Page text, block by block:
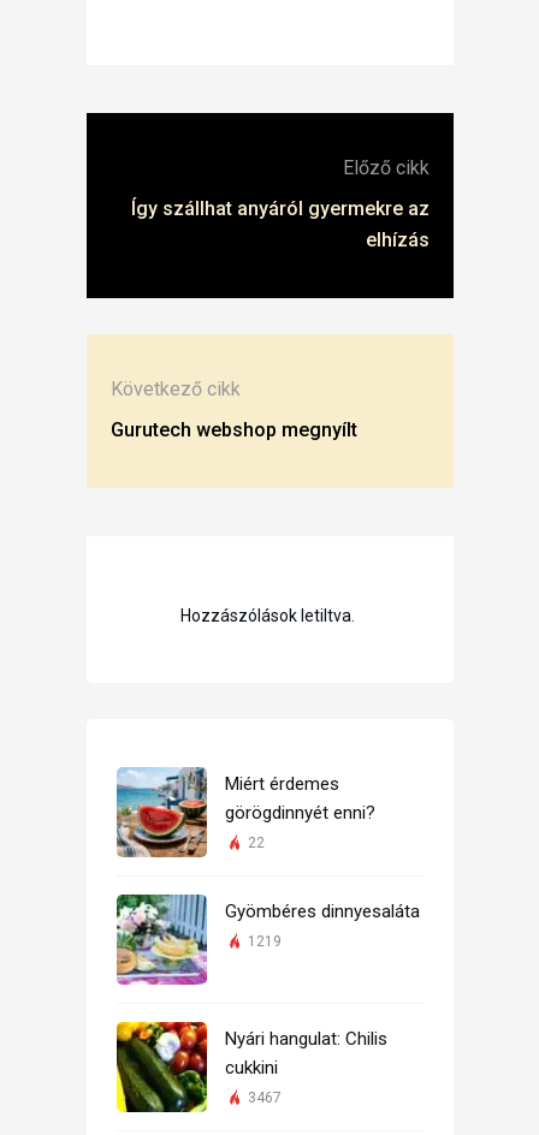
Előző cikk
Így szállhat anyáról gyermekre az
elhízás
Következő cikk
Gurutech webshop megnyílt
Hozzászólások letiltva.
Miért érdemes
görögdinnyét enni?
22
Gyömbéres dinnyesaláta
1219
Nyári hangulat: Chilis
cukkini
3467